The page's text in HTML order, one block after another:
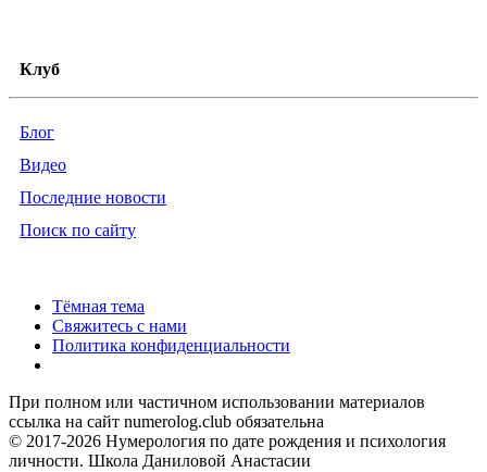
Клуб
Блог
Видео
Последние новости
Поиск по сайту
Тёмная тема
Свяжитесь с нами
Политика конфиденциальности
При полном или частичном использовании материалов
ссылка на сайт numerolog.club обязательна
© 2017-2026 Нумерология по дате рождения и психология
личности. Школа Даниловой Анастасии